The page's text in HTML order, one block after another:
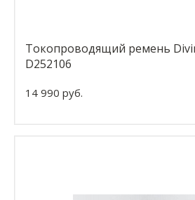
Токопроводящий ремень
D252106
14 990 руб.